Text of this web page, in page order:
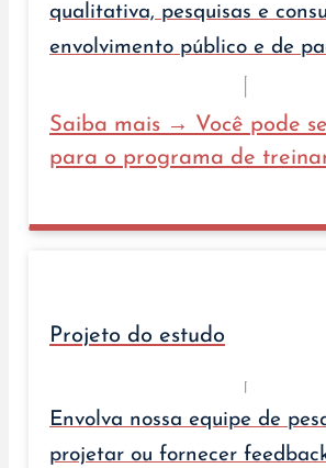
qualitativa, pesquisas e
envolvimento público e de
Saiba mais → Você pode
para o programa de
Projeto do estudo
Envolva nossa equipe de
projetar ou fornecer